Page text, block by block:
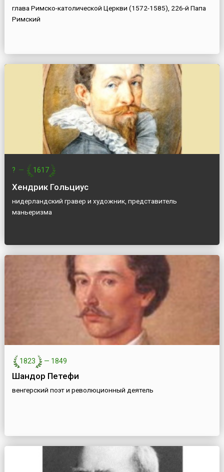
глава Римско-католической Церкви (1572-1585), 226-й Папа
Римский
? — 1617
Хендрик Гольциус
нидерландский гравер и художник, представитель
маньеризма
1823 — 1849
Шандор Петефи
венгерский поэт и революционный деятель